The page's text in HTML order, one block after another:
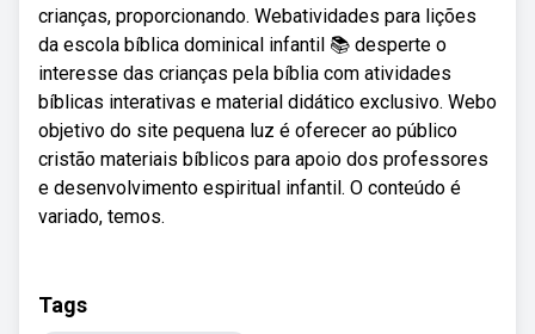
crianças, proporcionando. Webatividades para lições
da escola bíblica dominical infantil 📚 desperte o
interesse das crianças pela bíblia com atividades
bíblicas interativas e material didático exclusivo. Webo
objetivo do site pequena luz é oferecer ao público
cristão materiais bíblicos para apoio dos professores
e desenvolvimento espiritual infantil. O conteúdo é
variado, temos.
Tags